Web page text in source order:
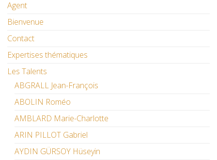
Agent
Bienvenue
Contact
Expertises thématiques
Les Talents
ABGRALL Jean-François
ABOLIN Roméo
AMBLARD Marie-Charlotte
ARIN PILLOT Gabriel
AYDIN GÜRSOY Hüseyin